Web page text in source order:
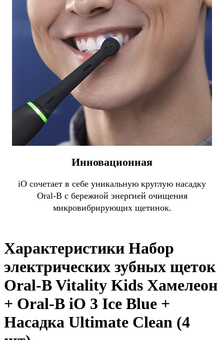
Инновационная
iO сочетает в себе уникальную круглую насадку
Oral-B с бережной энергией очищения
микровибрирующих щетинок.
Характеристики Набор
электрических зубных щеток
Oral-B Vitality Kids Хамелеон
+ Oral-B iO 3 Ice Blue +
Насадка Ultimate Clean (4